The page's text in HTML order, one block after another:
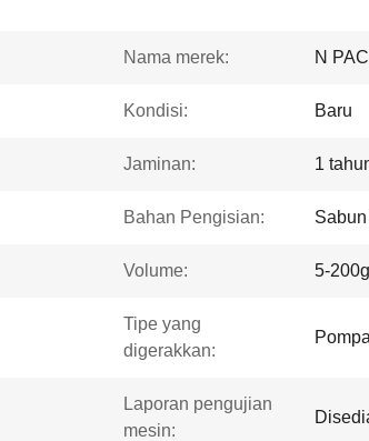
Nama merek: N
Kondisi: Baru
Jaminan: 1
Bahan Pengisian:
Volume: 5-200g
Tipe yang
digerakkan:
Laporan pengujian
mesin: